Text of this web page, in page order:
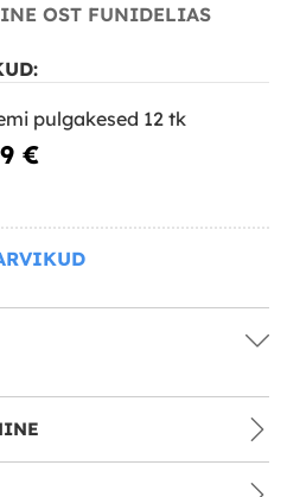
OST FUNIDELIAS
pulgakesed 12 tk
€